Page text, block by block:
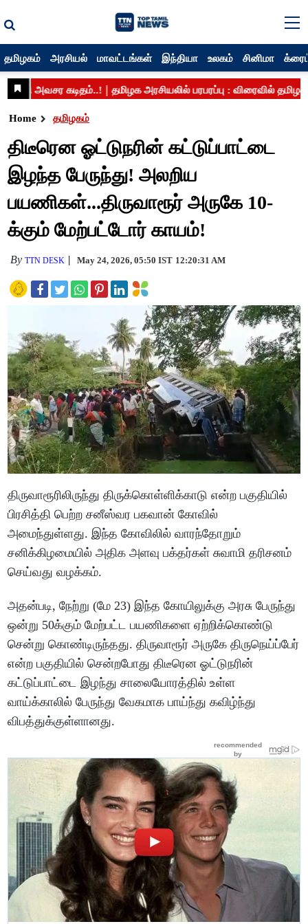
தமிழகம் அரசியல் மாவட்டங்கள் இந்தியா உலகம் சினிமா
Home தமிழகம்
திடீரென ஓட்டுநரின் கட்டுப்பாட்டை
இழந்த பேருந்து! அலறிய
பயணிகள்...திருவாரூர் அருகே 10-
க்கும் மேற்பட்டோர் காயம்!
ByTTN DESK May 24, 2026, 05:50 IST 12:20:31 AM
திருவாரூரிலிருந்து திருக்கொள்ளிக்காடு என்ற பகுதியில்
பிரசித்தி பெற்ற சனீஸ்வர பகவான் கோவில்
அமைந்துள்ளது. இந்த கோவிலில் வாரந்தோறும்
சனிக்கிழமையில் அதிக அளவு பக்தர்கள் சுவாமி தரிசனம்
செய்வது வழக்கம்.
அதன்படி, நேற்று (மே 23) இந்த கோயிலுக்கு அரசு பேருந்து
ஒன்று 50க்கும் மேற்பட்ட பயணிகளை ஏற்றிக்கொண்டு
சென்று கொண்டிருந்தது. திருவாரூர் அருகே திருநெய்ப்பேர்
என்ற பகுதியில் சென்றபோது திடீரென ஓட்டுநரின்
கட்டுப்பாட்டை இழந்து சாலையோரத்தில் உள்ள
வாய்க்காலில் பேருந்து வேகமாக பாய்ந்து கவிழ்ந்து
விபத்துக்குள்ளானது.